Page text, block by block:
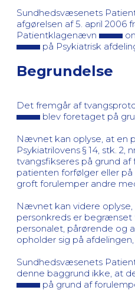
Sundhedsvæsenets
afgørelsen af 5. april 2006
Patientklagenævn
på Psykiatrisk
Begrundelse
Det fremgår af
blev foretaget på
Nævnet kan oplyse, at en
Psykiatrilovens § 14, stk. 2,
tvangsfikseres på grund af
patienten forfølger eller
groft forulemper andre
Nævnet kan videre
personkreds er
personalet, pårørende og
opholder sig på
Sundhedsvæsenets
denne baggrund ikke, at
på grund af